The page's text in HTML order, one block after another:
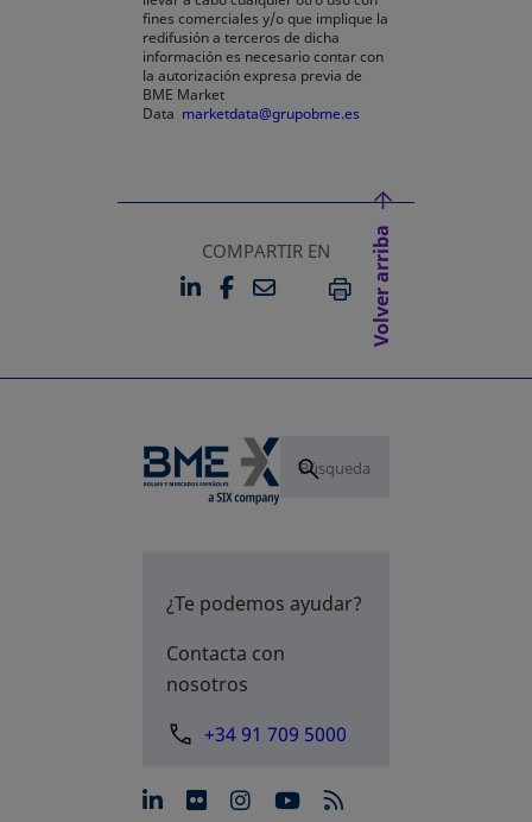
fines comerciales y/o que implique la
redifusión a terceros de dicha
información es necesario contar con
la autorización expresa previa de
BME Market
Data marketdata@grupobme.es
COMPARTIR EN
LINKEDIN
SE ABRE EN UNA PESTAÑA
FACEBOOK
SE ABRE EN UNA
EMAILIMPRIMIR
Volver arriba
¿Te podemos ayudar?
Contacta con
nosotros
+34 91 709 5000
se abre en una pestaña
se abre en una pestaña
se abre en una
se abre en una